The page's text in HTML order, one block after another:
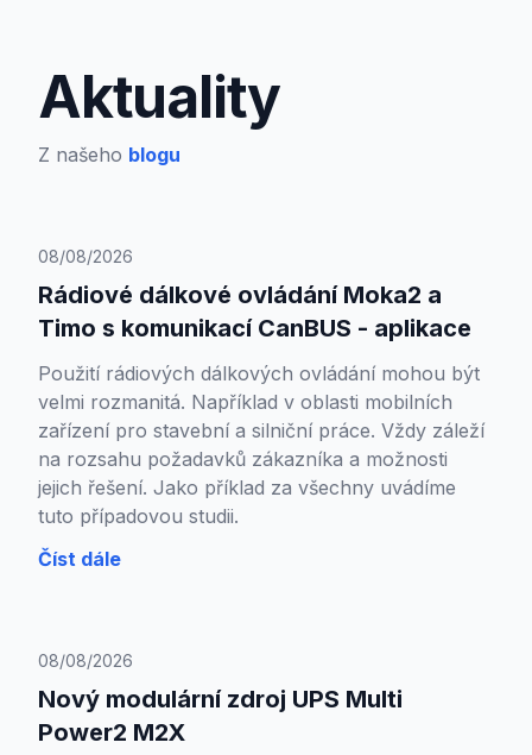
Aktuality
Z našeho blogu
08/08/2026
Rádiové dálkové ovládání Moka2 a
Timo s komunikací CanBUS - aplikace
Použití rádiových dálkových ovládání mohou být
velmi rozmanitá. Například v oblasti mobilních
zařízení pro stavební a silniční práce. Vždy záleží
na rozsahu požadavků zákazníka a možnosti
jejich řešení. Jako příklad za všechny uvádíme
tuto případovou studii.
Číst dále
08/08/2026
Nový modulární zdroj UPS Multi
Power2 M2X